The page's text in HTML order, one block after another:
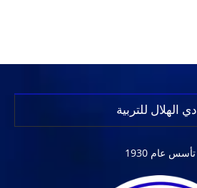
الهلال للتربية
تأسس عام 1930